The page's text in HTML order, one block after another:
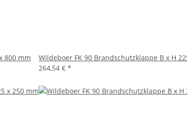
800 mm
Wildeboer FK 90 Brandschutzklappe B x H
264,54 € *